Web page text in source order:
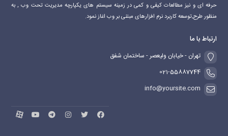
حرفه ای و نیز مطالعات کیفی و کمی در زمینه سیستم های یکپارچه مدیریت تحت وب , به
منظور طرح,توسعه کاربرد نرم افزارهای مبتنی بر وب اغاز نمود.
ارتباط با ما
تهران - خیابان ولیعصر - ساختمان شفق
021-55887744
info@yoursite.com